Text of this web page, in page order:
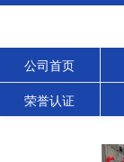
公司首页
荣誉认证